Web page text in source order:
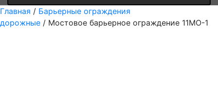
Главная / Барьерные ограждения
дорожные / Мостовое барьерное ограждение 11МО-1